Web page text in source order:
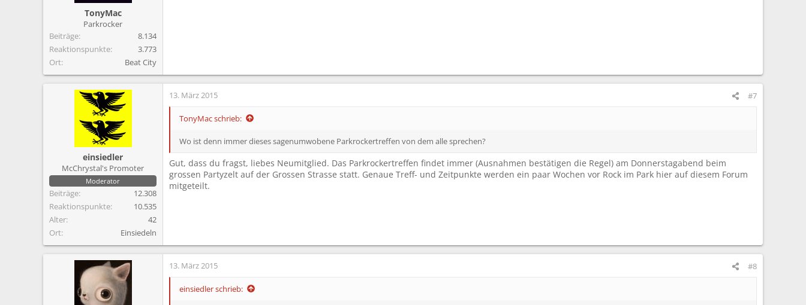
TonyMac
Parkrocker
Beiträge
8.134
Reaktionspunkte
3.773
Ort
Beat City
einsiedler
McChrystal's Promoter
Moderator
Beiträge
12.308
Reaktionspunkte
10.535
Alter
42
Ort
Einsiedeln
13. März 2015 #7
TonyMac schrieb:
Wo ist denn immer dieses sagenumwobene Parkrockertreffen von dem alle sprechen?
Gut, dass du fragst, liebes Neumitglied. Das Parkrockertreffen findet immer (Ausnahmen bestätigen die Regel) am Donnerstagabend beim
grossen Partyzelt auf der Grossen Strasse statt. Genaue Treff- und Zeitpunkte werden ein paar Wochen vor Rock im Park hier auf diesem Forum
mitgeteilt.
13. März 2015 #8
einsiedler schrieb: